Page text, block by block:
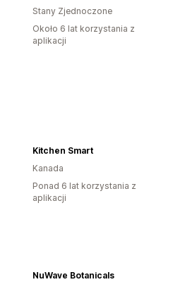
Stany Zjednoczone
Około 6 lat korzystania z
aplikacji
Kitchen Smart
Kanada
Ponad 6 lat korzystania z
aplikacji
NuWave Botanicals